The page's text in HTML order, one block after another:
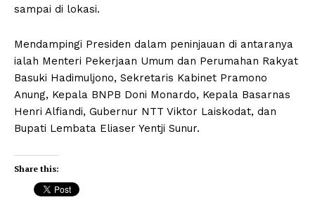
sampai di lokasi.
Mendampingi Presiden dalam peninjauan di antaranya
ialah Menteri Pekerjaan Umum dan Perumahan Rakyat
Basuki Hadimuljono, Sekretaris Kabinet Pramono
Anung, Kepala BNPB Doni Monardo, Kepala Basarnas
Henri Alfiandi, Gubernur NTT Viktor Laiskodat, dan
Bupati Lembata Eliaser Yentji Sunur.
Share this: